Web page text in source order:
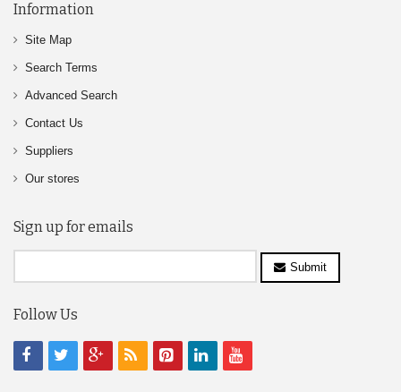
Information
Site Map
Search Terms
Advanced Search
Contact Us
Suppliers
Our stores
Sign up for emails
Submit
Follow Us